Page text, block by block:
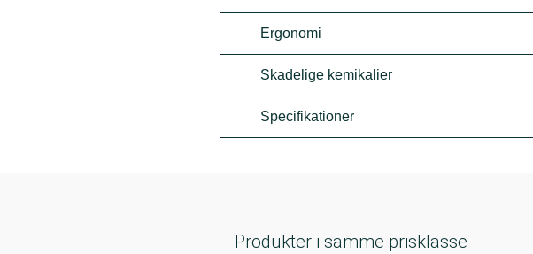
Ergonomi
Skadelige kemikalier
Specifikationer
Produkter i samme prisklasse